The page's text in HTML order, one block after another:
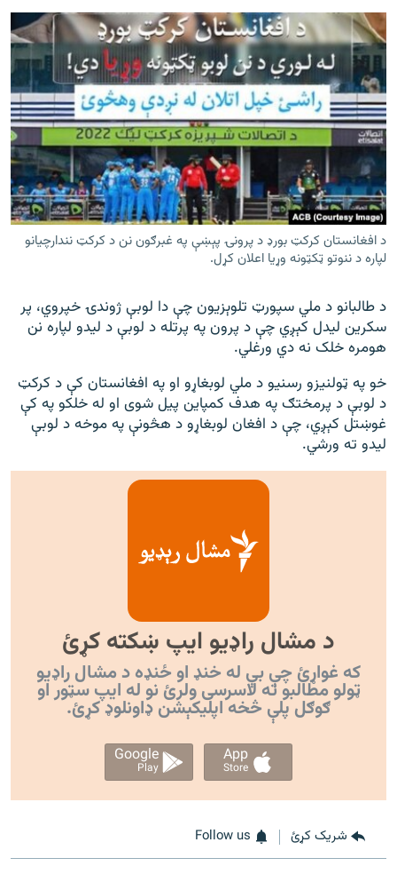
د افغانستان کرکټ بورډ د پرونۍ پېښې په غبرګون نن د کرکټ نندارچیانو
لپاره د ننوتو ټکټونه وړیا اعلان کړل.
د طالبانو د ملي سپورټ تلوېزیون چې دا لوبې ژوندۍ خپروي، پر
سکرین لیدل کېږي چې د پرون په پرتله د لوبې د لیدو لپاره نن
هومره خلک نه‌ دي ورغلي.
خو په ټولنیزو رسنیو د ملي لوبغاړو او په افغانستان کې د کرکټ
د لوبې د پرمختګ په هدف کمپاین پیل شوی او له خلکو په کې
غوښتل کېږي، چې د افغان لوبغاړو د هڅونې په موخه د لوبې
لیدو ته ورشي.
د مشال راډیو ایپ ښکته کړئ
که غواړئ چې بې له خنډ او ځنډه د مشال راډیو
ټولو مطالبو ته لاسرسی ولرئ نو له ایپ سټور او
ګوګل پلې څخه اپليکېشن ډاونلوډ کړئ.
App
Store
Google
Play
شریک کړئ Follow us